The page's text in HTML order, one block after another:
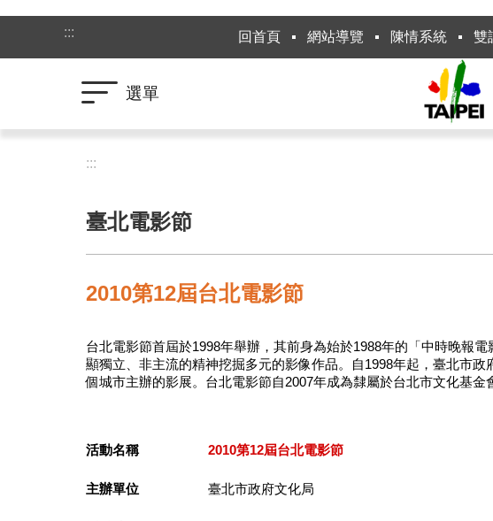
跳到主要內容區塊
:::
回首頁 網站導覽 陳情系統 雙
選單
:::
臺北電影節
2010第12屆台北電影節
台北電影節首屆於1998年舉辦，其前身為始於1988年的「中時晚報
顯獨立、非主流的精神挖掘多元的影像作品。自1998年起，臺北市
個城市主辦的影展。台北電影節自2007年成為隸屬於台北市文化基
活動名稱 2010第12屆台北電影節
主辦單位 臺北市政府文化局